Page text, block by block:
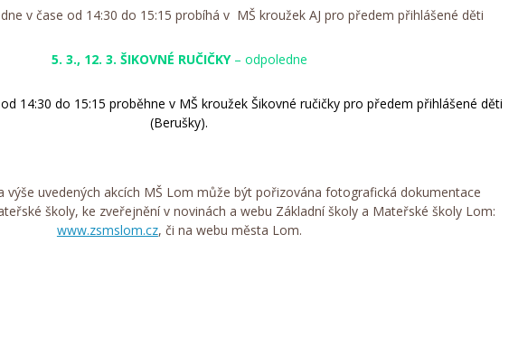
v čase od 14:30 do 15:15 probíhá v MŠ kroužek AJ pro předem přihlášené děti
5. 3., 12. 3. ŠIKOVNÉ RUČIČKY– odpoledne
14:30 do 15:15 proběhne v MŠ kroužek Šikovné ručičky pro předem přihlášené děti
(Berušky).
výše uvedených akcích MŠ Lom může být pořizována fotografická dokumentace
školy, ke zveřejnění v novinách a webu Základní školy a Mateřské školy Lom:
www.zsmslom.cz, či na webu města Lom.